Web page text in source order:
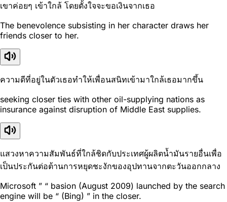
เขาค่อยๆ เข้าใกล้ โดยตั้งใจจะขอเงินจากเธอ
The benevolence subsisting in her character draws her
friends closer to her.
ความดีที่อยู่ในตัวเธอทำให้เพื่อนสนิทเข้ามาใกล้เธอมากขึ้น
seeking closer ties with other oil-supplying nations as
insurance against disruption of Middle East supplies.
แสวงหาความสัมพันธ์ที่ใกล้ชิดกับประเทศผู้ผลิตน้ำมันรายอื่นเพื่อ
เป็นประกันต่อต้านการหยุดชะงักของอุปทานจากตะวันออกกลาง
Microsoft ” “ basion (August 2009) launched by the search
engine will be “ (Bing) ” in the closer.